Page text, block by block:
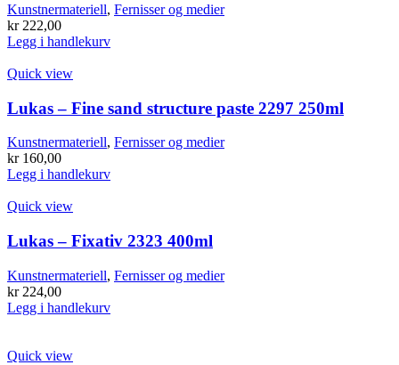
produktsiden
Kunstnermateriell, Fernisser og medier
kr222,00
Legg i handlekurv
Quick view
Lukas – Fine sand structure paste 2297 250ml
Kunstnermateriell, Fernisser og medier
kr160,00
Legg i handlekurv
Quick view
Lukas – Fixativ 2323 400ml
Kunstnermateriell, Fernisser og medier
kr224,00
Legg i handlekurv
Quick view